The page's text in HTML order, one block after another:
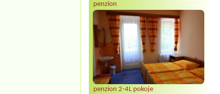
penzion
penzion 2-4L pokoje